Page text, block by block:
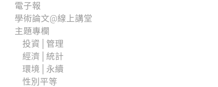
電子報
學術論文@線上講堂
主題專欄
投資│管理
經濟│統計
環境│永續
性別平等